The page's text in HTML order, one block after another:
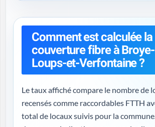
Comment est calculée la
couverture fibre à
Loups-et-Verfontaine ?
Le taux affiché compare le nombre de
recensés comme raccordables FTTH avec le nombre
total de locaux suivis pour la